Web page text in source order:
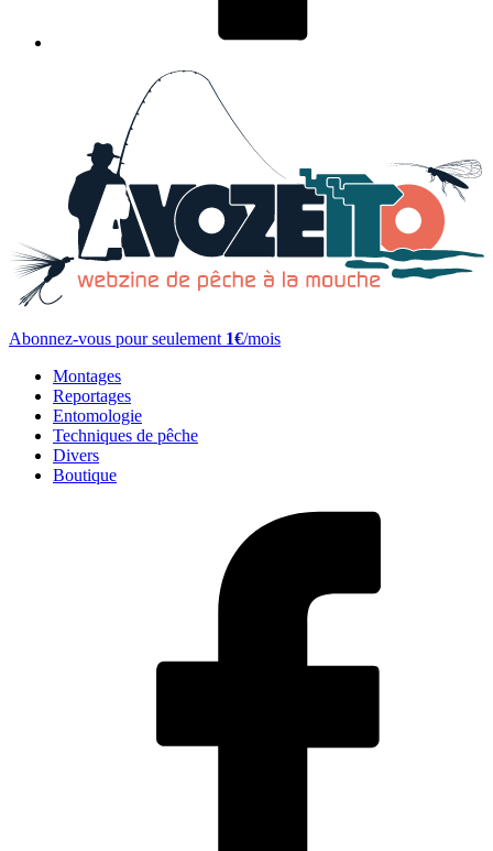
Abonnez-vous pour seulement 1€/mois
Montages
Reportages
Entomologie
Techniques de pêche
Divers
Boutique